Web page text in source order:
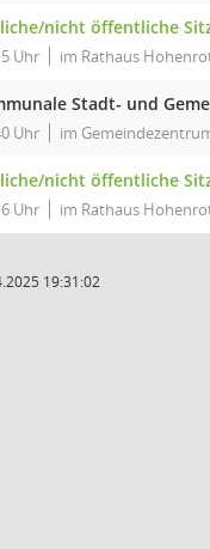
nicht öffentliche
Uhr im Rathaus
Stadt- und
Uhr im
nicht öffentliche
Uhr im Rathaus
19:31:02